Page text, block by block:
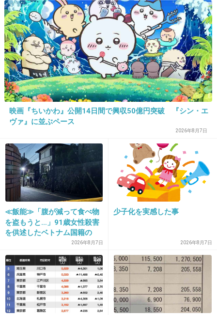
たから。
+264 -12
このせいで低視聴率女王、みたいなレッテルが
貼られちゃったら気の毒だね
+369 -15
17. 匿名2013/11/15(金) 11:57:48
他局と比較する時代は終わったね
韓国ドラマに比べて日本のドラマの俳優陣の演技、スタイルはひどすぎる
日本のドラマを違法に楽しんできたアジア各国の若者たちが近年日本のドラマ
を見限り韓国ドラマに夢中になっている
このまま事務所主導のキャスティングが続くと日本のガラパゴス化はますます
進み、日本人の視聴者も他国のドラマに逃げていくでしょう
+21 -273
映画『ちいかわ』公開14日間で興収50億円突破 『シン・エ
ヴァ』に並ぶペース
2026年8月7日
≪飯能≫「腹が減って食べ物
を盗もうと…」91歳女性殺害
を供述したベトナム国籍の
男、在留資格なし…奪った車
で“3台追突”の逃走劇
2026年8月7日
少子化を実感した事
2026年8月7日